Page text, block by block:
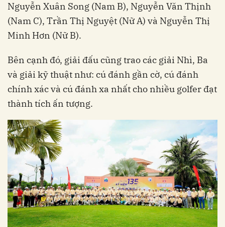
Nguyễn Xuân Song (Nam B), Nguyễn Văn Thịnh
(Nam C), Trần Thị Nguyệt (Nữ A) và Nguyễn Thị
Minh Hơn (Nữ B).
Bên cạnh đó, giải đấu cũng trao các giải Nhì, Ba
và giải kỹ thuật như: cú đánh gần cờ, cú đánh
chính xác và cú đánh xa nhất cho nhiều golfer đạt
thành tích ấn tượng.